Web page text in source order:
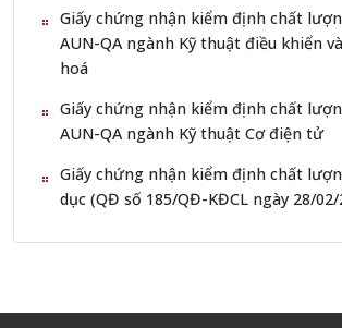
Giấy chứng nhận kiểm định chất
AUN-QA ngành Kỹ thuật điều khiển
hoá
Giấy chứng nhận kiểm định chất
AUN-QA ngành Kỹ thuật Cơ điện tử
Giấy chứng nhận kiểm định chất
dục (QĐ số 185/QĐ-KĐCL ngày 28/02/